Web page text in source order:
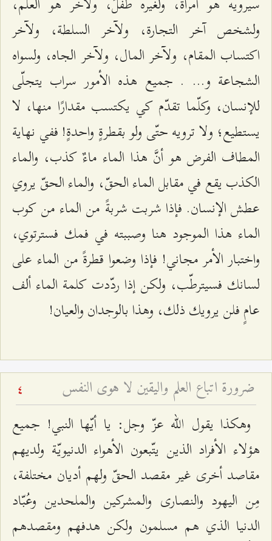
ولشخص آخر التجارة، ولآخر السلطة، ولآخر
اكتساب المقام، ولآخر المال، ولآخر الجاه، ولسواه
الشجاعة و... . جميع هذه الأمور سراب يتجلّى
للإنسان، وكلّما تقدّم كي يكتسب مقدارًا منها، لا
يستطيع؛ ولا ترويه حتّى ولو بقطرةٍ واحدةٍ! ففي نهاية
المطاف الفرض هو أنَّ هذا الماء ماءٌ كذب، والماء
الكذب يقع في مقابل الماء الحقّ، والماء الحقّ يروي
عطش الإنسان. فإذا شربت شربةً من الماء من كوب
الماء هذا الموجود هنا وصببته في فمك فسترتوي،
واختبار الأمر مجاني! فإذا وضعوا قطرةً من الماء على
لسانك فسيترطّب، ولكن إذا ردّدت كلمة الماء ألف
عامٍ فلن يرويك ذلك، وهذا بالوجدان والعيان!
ضرورة اتباع العلم واليقين لا هوى النفس 4
وهكذا يقول الله عزّ وجل: يا أيّها النبي! جميع
هؤلاء الأفراد الذين يتّبعون الأهواء الدنيويّة ولديهم
مقاصد أخرى غير مقصد الحقّ ولهم أديان مختلفة،
مِن اليهود والنصارى والمشركين والملحدين وعُبّاد
الدنيا الذي هم مسلمون ولكن هدفهم ومقصدهم